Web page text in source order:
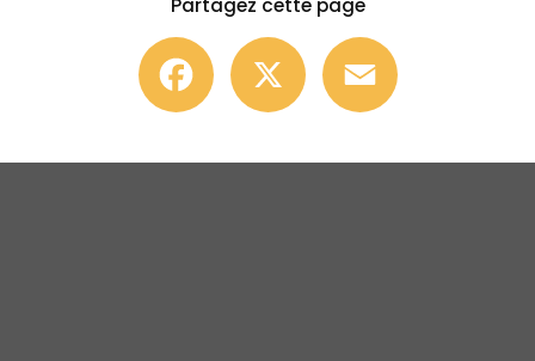
Facebook